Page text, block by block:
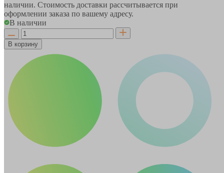
наличии. Стоимость доставки рассчитывается при
оформлении заказа по вашему адресу.
В наличии
В корзину